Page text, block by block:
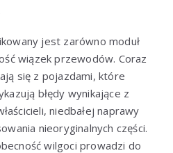
jest zarówno moduł
wiązek przewodów. Coraz
się z pojazdami, które
błędy wynikające z
niedbałej naprawy
nieoryginalnych części.
wilgoci prowadzi do